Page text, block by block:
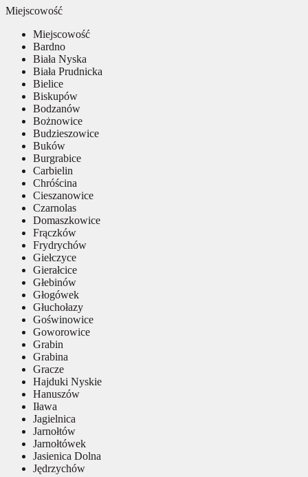
Miejscowość
Miejscowość
Bardno
Biała Nyska
Biała Prudnicka
Bielice
Biskupów
Bodzanów
Bożnowice
Budzieszowice
Buków
Burgrabice
Carbielin
Chróścina
Cieszanowice
Czarnolas
Domaszkowice
Frączków
Frydrychów
Giełczyce
Gierałcice
Głebinów
Głogówek
Głuchołazy
Goświnowice
Goworowice
Grabin
Grabina
Gracze
Hajduki Nyskie
Hanuszów
Iława
Jagielnica
Jarnołtów
Jarnołtówek
Jasienica Dolna
Jędrzychów